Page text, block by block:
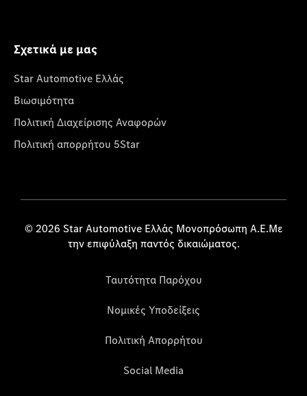
Σχετικά με μας
Star Automotive Ελλάς
Βιωσιμότητα
Πολιτική Διαχείρισης Αναφορών
Πολιτική απορρήτου 5Star
© 2026 Star Automotive Ελλάς Μονοπρόσωπη Α.Ε.Με
την επιφύλαξη παντός δικαιώματος.
Ταυτότητα Παρόχου
Νομικές Υποδείξεις
Πολιτική Απορρήτου
Social Media